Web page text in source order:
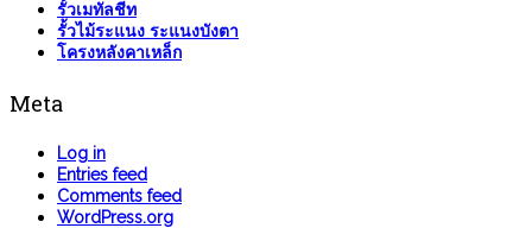
รั้วเมทัลชีท
รั้วไม้ระแนง ระแนงบังตา
โครงหลังคาเหล็ก
Meta
Log in
Entries feed
Comments feed
WordPress.org